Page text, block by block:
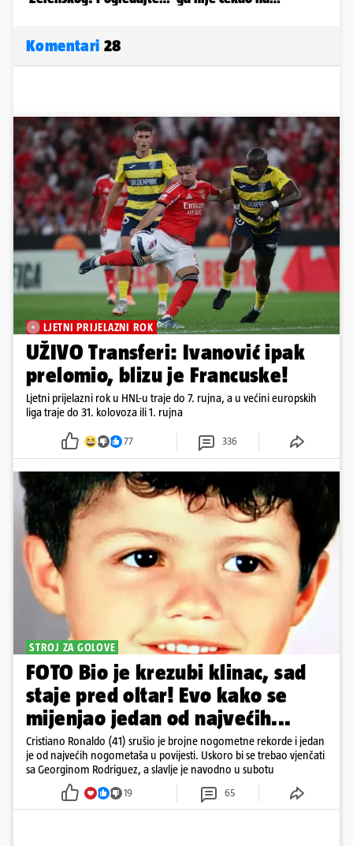
Komentari 28
LJETNI PRIJELAZNI ROK
UŽIVO Transferi: Ivanović ipak
prelomio, blizu je Francuske!
Ljetni prijelazni rok u HNL-u traje do 7. rujna, a u većini europskih
liga traje do 31. kolovoza ili 1. rujna
77 336
STROJ ZA GOLOVE
FOTO Bio je krezubi klinac, sad
staje pred oltar! Evo kako se
mijenjao jedan od najvećih...
Cristiano Ronaldo (41) srušio je brojne nogometne rekorde i jedan
je od najvećih nogometaša u povijesti. Uskoro bi se trebao vjenčati
sa Georginom Rodriguez, a slavlje je navodno u subotu
19 65